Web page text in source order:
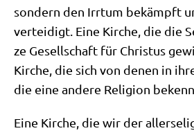
son­dern den Irr­tum bekämpft
ver­tei­digt. Eine Kir­che, die die
ze Gesell­schaft für Chri­stus
Kir­che, die sich von denen in
die eine ande­re Reli­gi­on
Eine Kir­che, die wir der